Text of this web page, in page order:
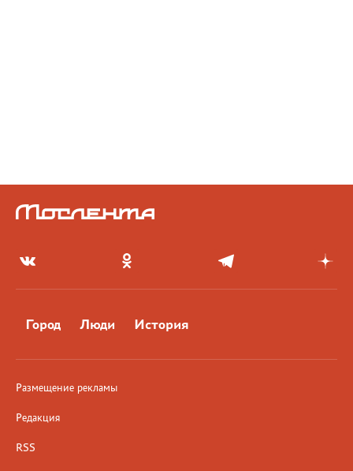
Город Люди История
Размещение рекламы
Редакция
RSS